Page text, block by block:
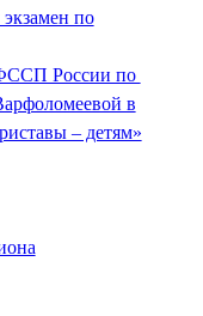
по
России по
в
– детям»